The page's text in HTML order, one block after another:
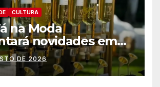
CULTURA
na Moda
novidades em
para
e festas de
DE 2026